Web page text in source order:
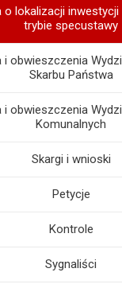
o lokalizacji
trybie specustawy
i obwieszczenia
Skarbu Państwa
i obwieszczenia
Komunalnych
Skargi i wnioski
Petycje
Kontrole
Sygnaliści